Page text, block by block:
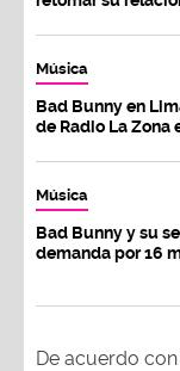
Música
Bad Bunny en
de Radio La Zona
Música
Bad Bunny y su
demanda por 16
De acuerdo con